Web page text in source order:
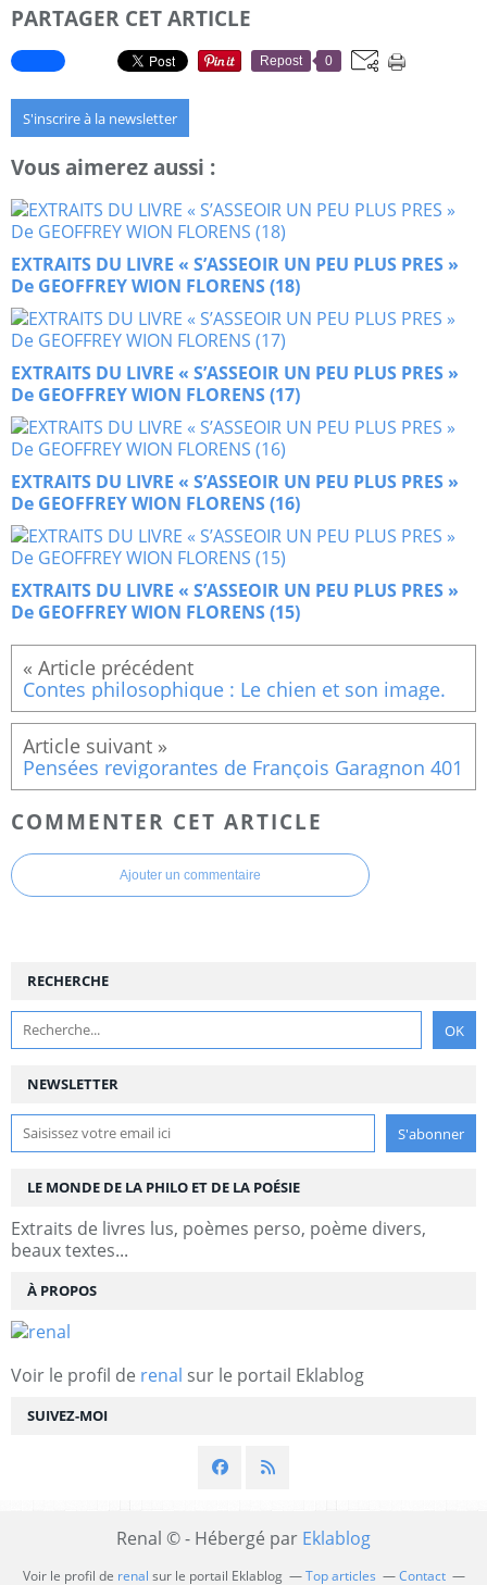
PARTAGER CET ARTICLE
Repost 0
S'inscrire à la newsletter
Vous aimerez aussi :
EXTRAITS DU LIVRE « S’ASSEOIR UN PEU PLUS PRES »
De GEOFFREY WION FLORENS (18)
EXTRAITS DU LIVRE « S’ASSEOIR UN PEU PLUS PRES »
De GEOFFREY WION FLORENS (17)
EXTRAITS DU LIVRE « S’ASSEOIR UN PEU PLUS PRES »
De GEOFFREY WION FLORENS (16)
EXTRAITS DU LIVRE « S’ASSEOIR UN PEU PLUS PRES »
De GEOFFREY WION FLORENS (15)
Contes philosophique : Le chien et son image.
Pensées revigorantes de François Garagnon 401
COMMENTER CET ARTICLE
Ajouter un commentaire
NEWSLETTER
SUIVEZ-MOI
RECHERCHE
LE MONDE DE LA PHILO ET DE LA POÉSIE
Extraits de livres lus, poèmes perso, poème divers,
beaux textes...
À PROPOS
Voir le profil de renal sur le portail Eklablog
Renal © - Hébergé par Eklablog
Voir le profil de renal sur le portail Eklablog Top articles Contact